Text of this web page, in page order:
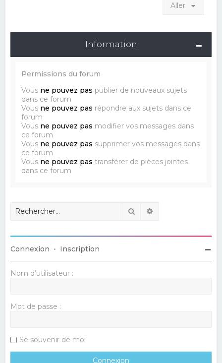
Aller
Information
Permissions du forum
Vous ne pouvez pas publier de nouveaux sujets
dans ce forum
Vous ne pouvez pas répondre aux sujets dans ce
forum
Vous ne pouvez pas modifier vos messages dans
ce forum
Vous ne pouvez pas supprimer vos messages dans
ce forum
Vous ne pouvez pas transférer de pièces jointes
dans ce forum
Rechercher
Connexion • Inscription
Nom d’utilisateur :
Mot de passe :
Se souvenir de moi